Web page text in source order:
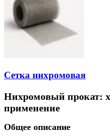
Сетка нихромовая
Нихромовый прокат:
применение
Общее описание